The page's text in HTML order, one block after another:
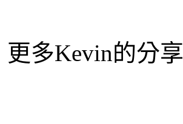
更多Kevin的分享